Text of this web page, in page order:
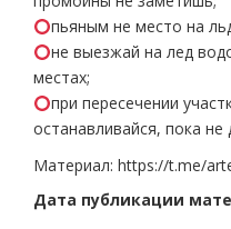
пьяным не место на
не выезжай на лед
местах;
при пересечении
останавливайся, пока не
Материал: https://t.me/
Дата публикации